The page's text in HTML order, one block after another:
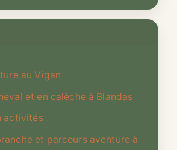
au Vigan
et en calèche à Blandas
activités
et parcours aventure à